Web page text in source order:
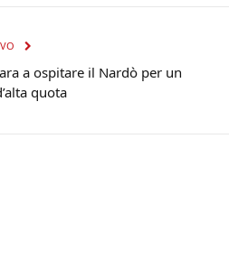
a ospitare il Nardò per un
quota